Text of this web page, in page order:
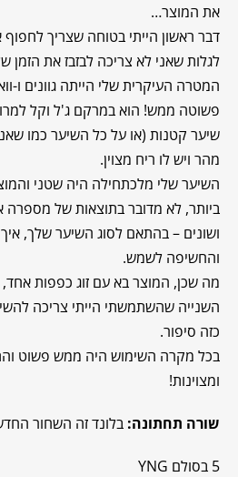
את המוצר…
דבר ראשון הייתי בטוחה שצריך
לגלות שאני לא צריכה לבזבז את הזמן
המטרה העיקרית שלי הייתה גוונים ו-
פשוטה ממש! הוא במרקם ג'ל וקל
שיער קטנות (או על כל השיער כמו
מהר ויש לו ריח מצוין.
השיער שלי מלכתחילה היה שטני והמוצר
ביותר, לא מדובר בתוצאות של מספרה
ושונים – בהתאם לסוג השיער שלך,
והחשיפה לשמש.
מה שכן, המוצר בא עם זוג כפפות
השנייה שהשתמשתי הייתי צריכה
כזה סיפור.
בכל מקרה השימוש היה ממש פשוט
ומצוינות!
שורה תחתונה: בלונד זה השחור
5 בסולם YNG